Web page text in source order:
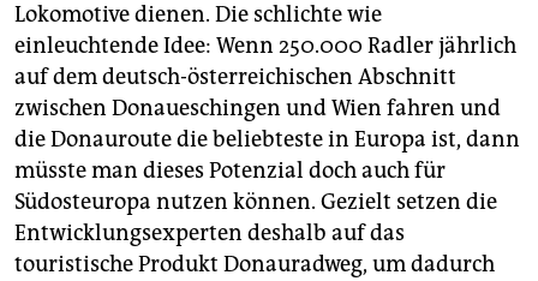
Lokomotive dienen. Die schlichte wie
einleuchtende Idee: Wenn 250.000 Radler jährlich
auf dem deutsch-österreichischen Abschnitt
zwischen Donaueschingen und Wien fahren und
die Donauroute die beliebteste in Europa ist, dann
müsste man dieses Potenzial doch auch für
Südosteuropa nutzen können. Gezielt setzen die
Entwicklungsexperten deshalb auf das
touristische Produkt Donauradweg, um dadurch